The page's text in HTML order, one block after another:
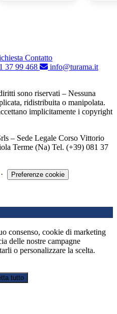
Contatto
37 99 468 info@turama.it
sono riservati – Nessuna
ridistribuita o manipolata.
implicitamente i copyright
– Sede Legale Corso Vittorio
Terme (Na) Tel. (+39) 081 37
· Preferenze cookie
consenso, cookie di marketing
delle nostre campagne
o personalizzare la scelta.
tutto